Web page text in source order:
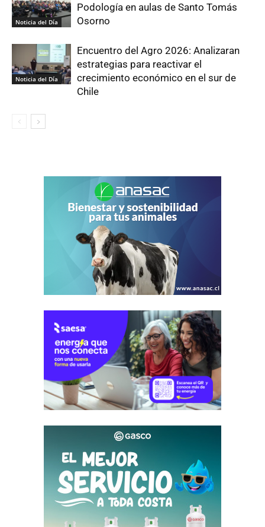
Noticia del Día
Podología en aulas de Santo Tomás
Osorno
Noticia del Día
Encuentro del Agro 2026: Analizaran
estrategias para reactivar el
crecimiento económico en el sur de
Chile